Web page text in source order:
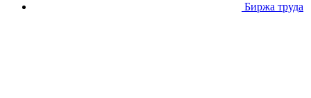
Биржа труда